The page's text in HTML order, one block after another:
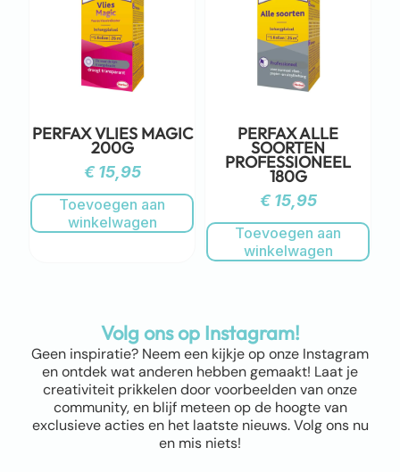
PERFAX VLIES MAGIC
200G
€15,95
Toevoegen aan
winkelwagen
PERFAX ALLE
SOORTEN
PROFESSIONEEL
180G
€15,95
Toevoegen aan
winkelwagen
Volg ons op Instagram!
Geen inspiratie? Neem een kijkje op onze Instagram
en ontdek wat anderen hebben gemaakt! Laat je
creativiteit prikkelen door voorbeelden van onze
community, en blijf meteen op de hoogte van
exclusieve acties en het laatste nieuws. Volg ons nu
en mis niets!